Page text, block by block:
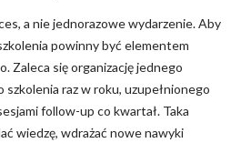
a nie jednorazowe wydarzenie. Aby
powinny być elementem
Zaleca się organizację jednego
raz w roku, uzupełnionego
follow-up co kwartał. Taka
wiedzę, wdrażać nowe nawyki